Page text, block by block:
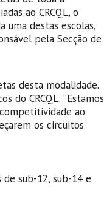
ao CRCQL, o
uma destas escolas,
pela Secção de
desta modalidade.
do CRCQL: “Estamos
ao
os circuitos
sub-12, sub-14 e